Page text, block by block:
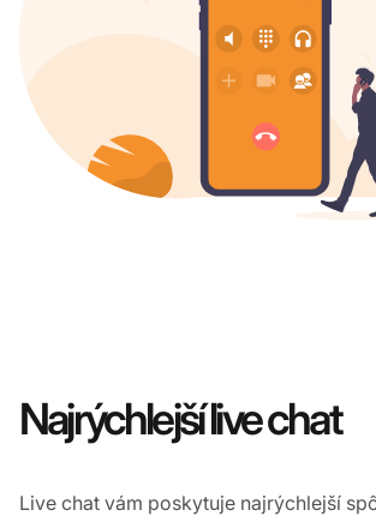
Najrýchlejší live chat
Live chat vám poskytuje najrýchlejší